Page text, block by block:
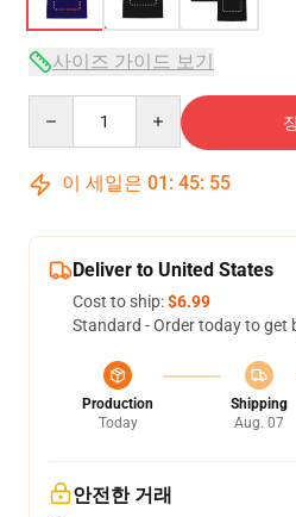
사이즈 가이드 보기
이 세일은 01 : 45: 54
Deliver to United States
Cost to ship:$6.99
Standard - Order today to get
Production
Today
Shipping
Aug. 07
안전한 거래